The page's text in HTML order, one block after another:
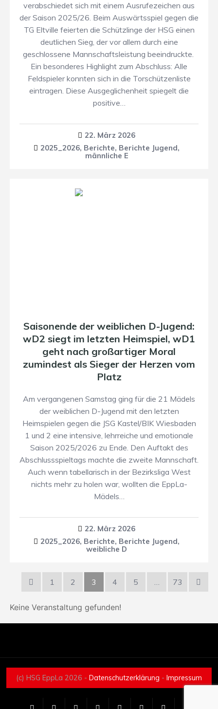
verabschiedet sich mit einem Ausrufezeichen aus
der Saison 2025/26. Beim Auswärtsspiel gegen die
TG Eltville feierten die Schützlinge der HSG einen
deutlichen Sieg, der vor allem durch eine
geschlossene Mannschaftsleistung beeindruckte. ​
Ein besonderes Highlight zum Abschluss: Alle
Feldspieler konnten sich in die Torschützenliste
eintragen. Diese Ausgeglichenheit spiegelt die
positive…
22. März 2026
2025_2026, Berichte, Berichte Jugend,
männliche E
Saisonende der weiblichen D-Jugend:
wD2 siegt im letzten Heimspiel, wD1
geht nach großartiger Moral
zumindest als Sieger der Herzen vom
Platz
Am vergangenen Samstag ging für die 21 Mädels
der weiblichen D-Jugend mit den letzten
Heimspielen gegen die JSG Kastel/BIK Wiesbaden
1 und 2 eine intensive, lehrreiche und emotionale
Saison 2025/2026 zu Ende. Den Auftakt des
Abschlussspieltags machte die zweite Mannschaft.
Auch wenn tabellarisch in der Bezirksliga West
nichts mehr zu holen war, wollten die EppLa-
Mädels…
22. März 2026
2025_2026, Berichte, Berichte Jugend,
weibliche D
1 2 3 4 5 … 73
Keine Veranstaltung gefunden!
(c) HSG EppLa 2026 - Datenschutzerklärung - Impressum